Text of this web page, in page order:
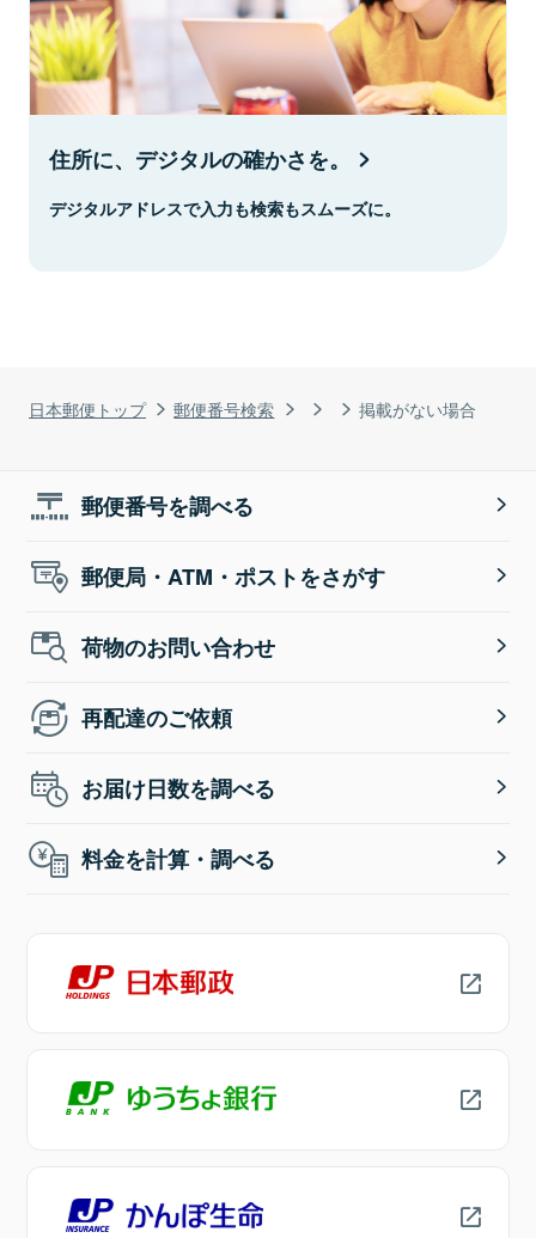
日本郵便トップ 郵便番号検索 掲載がない場合
住所に、デジタルの確かさを。
デジタルアドレスで入力も検索もスムーズに。
郵便番号を調べる
郵便局・ATM・ポストをさがす
荷物のお問い合わせ
再配達のご依頼
お届け日数を調べる
料金を計算・調べる